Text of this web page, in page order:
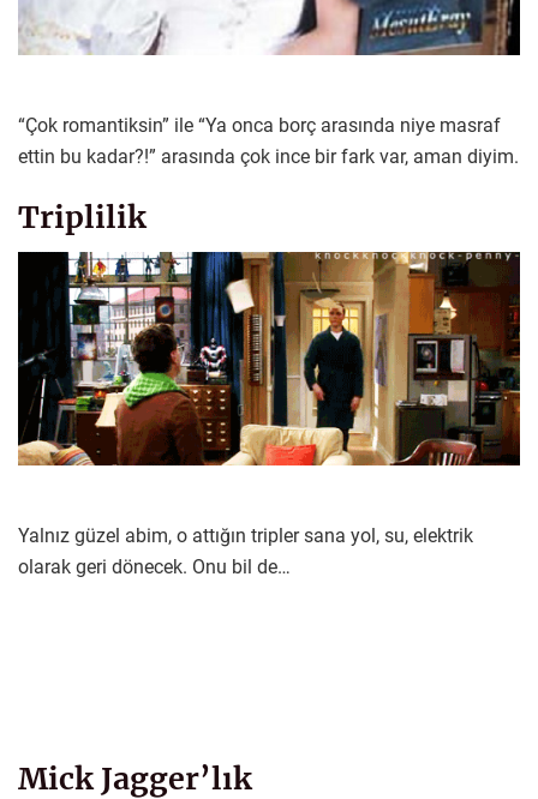
“Çok romantiksin” ile “Ya onca borç arasında niye masraf
ettin bu kadar?!” arasında çok ince bir fark var, aman diyim.
Triplilik
Yalnız güzel abim, o attığın tripler sana yol, su, elektrik
olarak geri dönecek. Onu bil de…
Mick Jagger’lık